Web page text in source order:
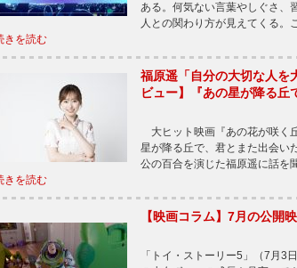
ある。何気ない言葉やしぐさ、
人との関わり方が見えてくる
きを読む
福原遥「自分の大切な人を
ビュー】『あの星が降る丘
大ヒット映画『あの花が咲く
星が降る丘で、君とまた出会い
公の百合を演じた福原遥に話を
きを読む
【映画コラム】7月の公開
「トイ・ストーリー5」（7月